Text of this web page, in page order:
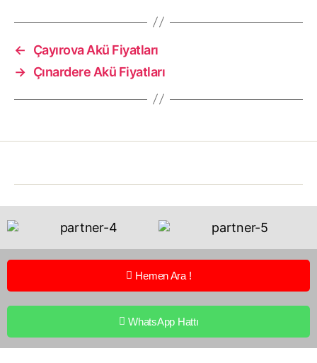
←
Çayırova Akü Fiyatları
→ Çınardere Akü Fiyatları
Hemen Ara !
WhatsApp Hattı